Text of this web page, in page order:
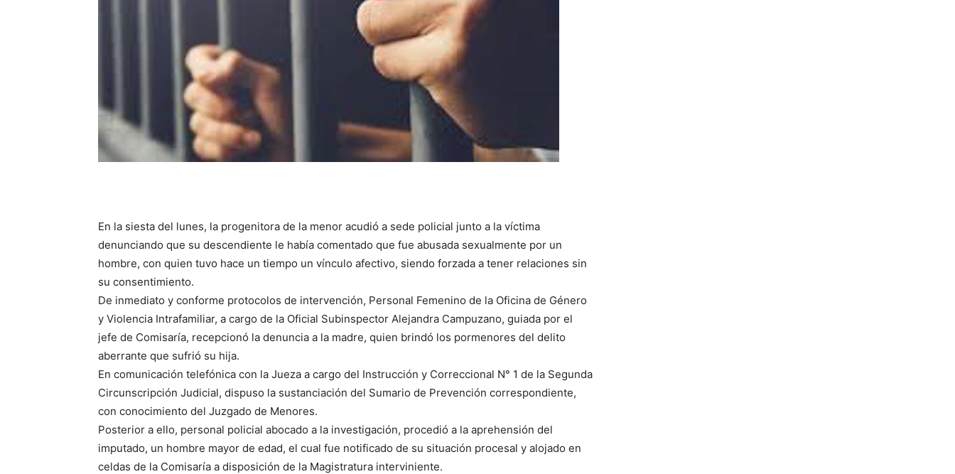
::
es
lo
En la siesta del lunes, la progenitora de la menor acudió a sede policial junto a la víctima
denunciando que su descendiente le había comentado que fue abusada sexualmente por un
hombre, con quien tuvo hace un tiempo un vínculo afectivo, siendo forzada a tener relaciones sin
su consentimiento.
De inmediato y conforme protocolos de intervención, Personal Femenino de la Oficina de Género
y Violencia Intrafamiliar, a cargo de la Oficial Subinspector Alejandra Campuzano, guiada por el
jefe de Comisaría, recepcionó la denuncia a la madre, quien brindó los pormenores del delito
aberrante que sufrió su hija.
En comunicación telefónica con la Jueza a cargo del Instrucción y Correccional N° 1 de la Segunda
Circunscripción Judicial, dispuso la sustanciación del Sumario de Prevención correspondiente,
con conocimiento del Juzgado de Menores.
Posterior a ello, personal policial abocado a la investigación, procedió a la aprehensión del
imputado, un hombre mayor de edad, el cual fue notificado de su situación procesal y alojado en
celdas de la Comisaría a disposición de la Magistratura interviniente.